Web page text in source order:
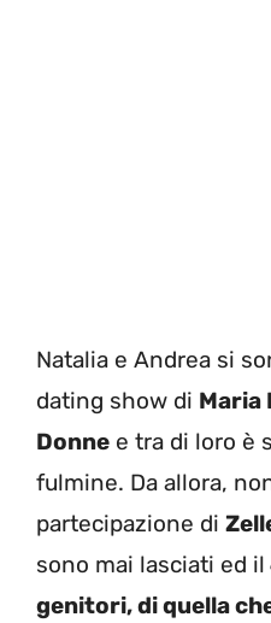
Natalia e Andrea si
dating show di Maria
Donne e tra di loro è
fulmine. Da allora,
partecipazione di
sono mai lasciati ed il
genitori, di quella